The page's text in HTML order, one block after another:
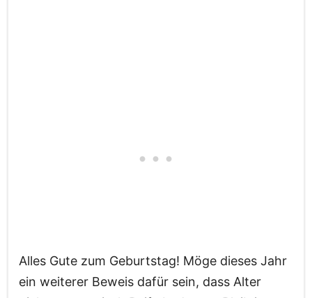
Alles Gute zum Geburtstag! Möge dieses Jahr
ein weiterer Beweis dafür sein, dass Alter